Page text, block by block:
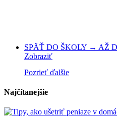
SPÄŤ DO ŠKOLY → AŽ
Zobraziť
Pozrieť ďalšie
Najčítanejšie